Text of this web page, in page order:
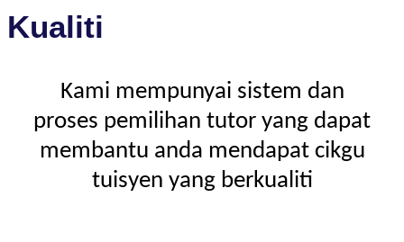
Kualiti
Kami mempunyai sistem dan
proses pemilihan tutor yang dapat
membantu anda mendapat cikgu
tuisyen yang berkualiti